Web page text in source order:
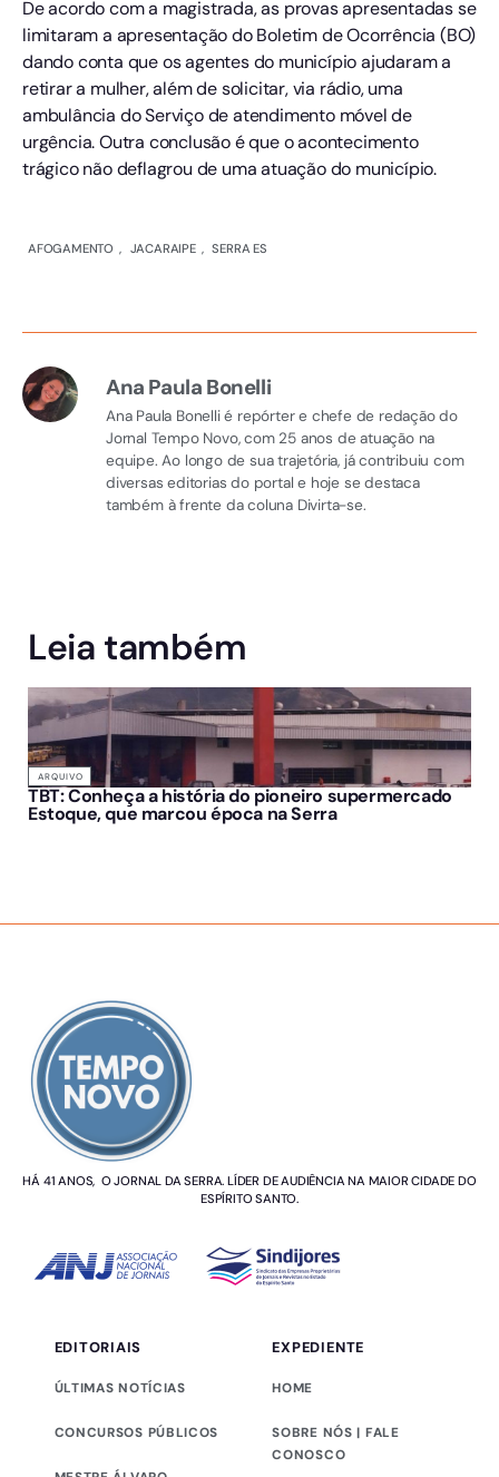
De acordo com a magistrada, as provas apresentadas se
limitaram a apresentação do Boletim de Ocorrência (BO)
dando conta que os agentes do município ajudaram a
retirar a mulher, além de solicitar, via rádio, uma
ambulância do Serviço de atendimento móvel de
urgência. Outra conclusão é que o acontecimento
trágico não deflagrou de uma atuação do município.
AFOGAMENTO , JACARAIPE , SERRA ES
Ana Paula Bonelli
Ana Paula Bonelli é repórter e chefe de redação do
Jornal Tempo Novo, com 25 anos de atuação na
equipe. Ao longo de sua trajetória, já contribuiu com
diversas editorias do portal e hoje se destaca
também à frente da coluna Divirta-se.
Leia também
ARQUIVO
TBT: Conheça a história do pioneiro supermercado
Estoque, que marcou época na Serra
HÁ 41 ANOS, O JORNAL DA SERRA. LÍDER DE AUDIÊNCIA NA MAIOR CIDADE DO
ESPÍRITO SANTO.
EDITORIAIS
ÚLTIMAS NOTÍCIAS
CONCURSOS PÚBLICOS
EXPEDIENTE
HOME
SOBRE NÓS | FALE
CONOSCO